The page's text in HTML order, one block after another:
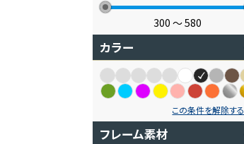
300 〜580
カラー
この条件を解除する
フレーム素材